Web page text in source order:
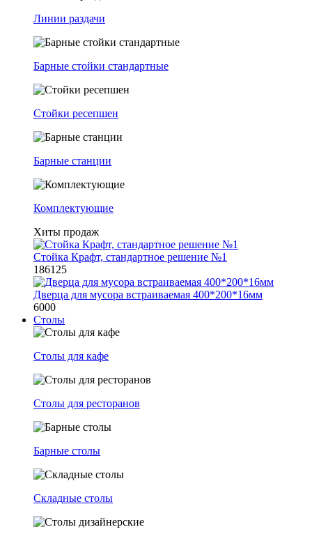
Линии раздачи
Барные стойки стандартные
Стойки ресепшен
Барные станции
Комплектующие
Хиты продаж
Стойка Крафт, стандартное решение №1
186125
Дверца для мусора встраиваемая 400*200*16мм
6000
Столы
Столы для кафе
Столы для ресторанов
Барные столы
Складные столы